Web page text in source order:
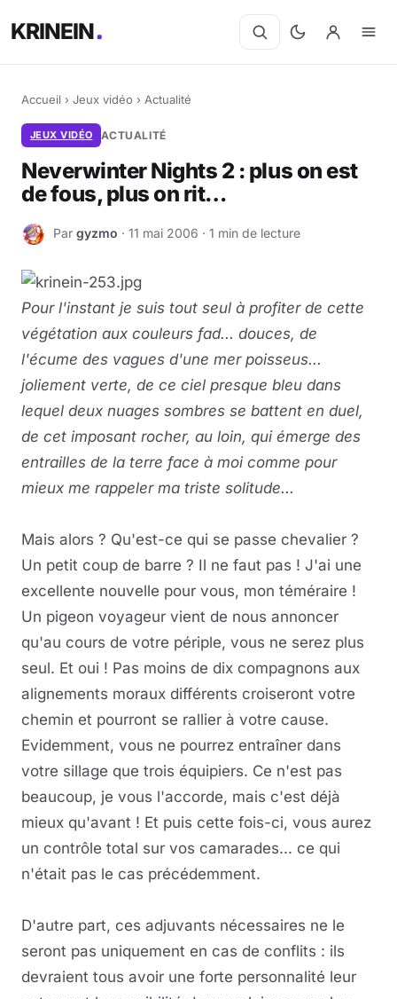
KRINEIN
Accueil › Jeux vidéo › Actualité
JEUX VIDÉO ACTUALITÉ
Neverwinter Nights 2 : plus on est
de fous, plus on rit…
G Par gyzmo · 11 mai 2006 · 1 min de lecture
Pour l'instant je suis tout seul à profiter de cette
végétation aux couleurs fad... douces, de
l'écume des vagues d'une mer poisseus...
joliement verte, de ce ciel presque bleu dans
lequel deux nuages sombres se battent en duel,
de cet imposant rocher, au loin, qui émerge des
entrailles de la terre face à moi comme pour
mieux me rappeler ma triste solitude...
Mais alors ? Qu'est-ce qui se passe chevalier ?
Un petit coup de barre ? Il ne faut pas ! J'ai une
excellente nouvelle pour vous, mon téméraire !
Un pigeon voyageur vient de nous annoncer
qu'au cours de votre périple, vous ne serez plus
seul. Et oui ! Pas moins de dix compagnons aux
alignements moraux différents croiseront votre
chemin et pourront se rallier à votre cause.
Evidemment, vous ne pourrez entraîner dans
votre sillage que trois équipiers. Ce n'est pas
beaucoup, je vous l'accorde, mais c'est déjà
mieux qu'avant ! Et puis cette fois-ci, vous aurez
un contrôle total sur vos camarades... ce qui
n'était pas le cas précédemment.
D'autre part, ces adjuvants nécessaires ne le
seront pas uniquement en cas de conflits : ils
devraient tous avoir une forte personnalité leur